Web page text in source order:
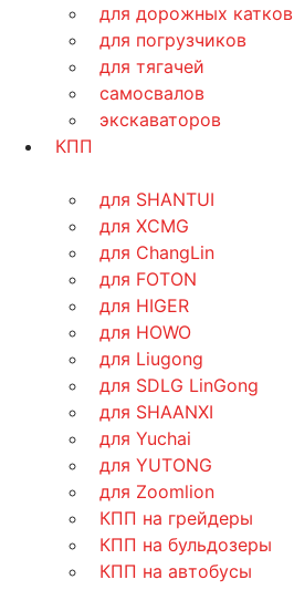
для дорожных катков
для погрузчиков
для тягачей
самосвалов
экскаваторов
КПП
для SHANTUI
для XCMG
для ChangLin
для FOTON
для HIGER
для HOWO
для Liugong
для SDLG LinGong
для SHAANXI
для Yuchai
для YUTONG
для Zoomlion
КПП на грейдеры
КПП на бульдозеры
КПП на автобусы